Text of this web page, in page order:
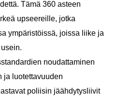
Tämä 360 asteen
upseereille, jotka
ympäristöissä, joissa liike ja
noudattaminen
ja luotettavuuden
poliisin jäähdytysliivit